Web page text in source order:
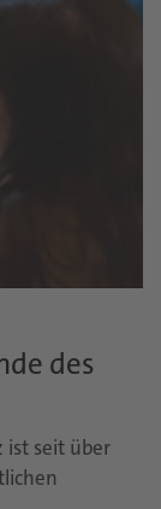
des
ist seit über